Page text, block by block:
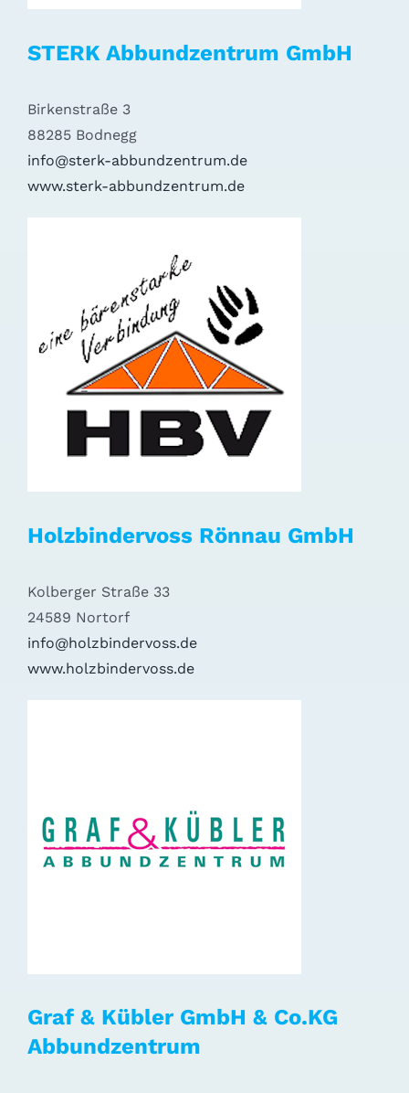
STERK Abbundzentrum GmbH
Birkenstraße 3
88285 Bodnegg
info@sterk-abbundzentrum.de
www.sterk-abbundzentrum.de
Holzbindervoss Rönnau GmbH
Kolberger Straße 33
24589 Nortorf
info@holzbindervoss.de
www.holzbindervoss.de
Graf & Kübler GmbH & Co.KG
Abbundzentrum